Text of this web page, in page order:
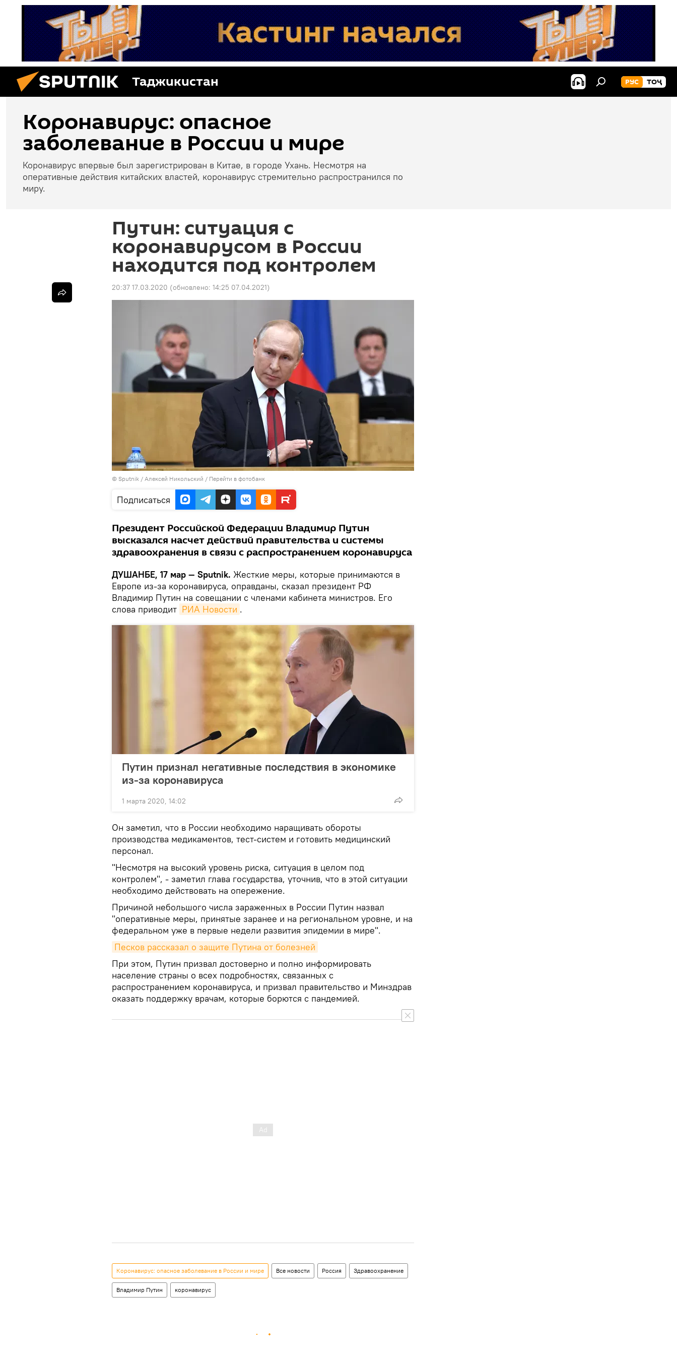
Таджикистан РУС ТОҶ
Коронавирус: опасное
заболевание в России и мире
Коронавирус впервые был зарегистрирован в Китае, в городе Ухань. Несмотря на
оперативные действия китайских властей, коронавирус стремительно распространился по
миру.
Путин: ситуация с
коронавирусом в России
находится под контролем
20:37 17.03.2020 (обновлено: 14:25 07.04.2021)
© Sputnik / Алексей Никольский / Перейти в фотобанк
Подписаться
Президент Российской Федерации Владимир Путин
высказался насчет действий правительства и системы
здравоохранения в связи с распространением коронавируса
ДУШАНБЕ, 17 мар — Sputnik. Жесткие меры, которые принимаются в
Европе из-за коронавируса, оправданы, сказал президент РФ
Владимир Путин на совещании с членами кабинета министров. Его
слова приводит РИА Новости .
Путин признал негативные последствия в экономике
из-за коронавируса
1 марта 2020, 14:02
Он заметил, что в России необходимо наращивать обороты
производства медикаментов, тест-систем и готовить медицинский
персонал.
"Несмотря на высокий уровень риска, ситуация в целом под
контролем", - заметил глава государства, уточнив, что в этой ситуации
необходимо действовать на опережение.
Причиной небольшого числа зараженных в России Путин назвал
"оперативные меры, принятые заранее и на региональном уровне, и на
федеральном уже в первые недели развития эпидемии в мире".
Песков рассказал о защите Путина от болезней
При этом, Путин призвал достоверно и полно информировать
население страны о всех подробностях, связанных с
распространением коронавируса, и призвал правительство и Минздрав
оказать поддержку врачам, которые борются с пандемией.
Коронавирус: опасное заболевание в России и мире Все новости Россия Здравоохранение
Владимир Путин коронавирус